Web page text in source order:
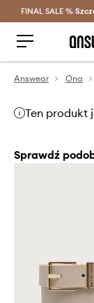
FINAL SALE %
Answear Ona
Ten produkt
Sprawdź